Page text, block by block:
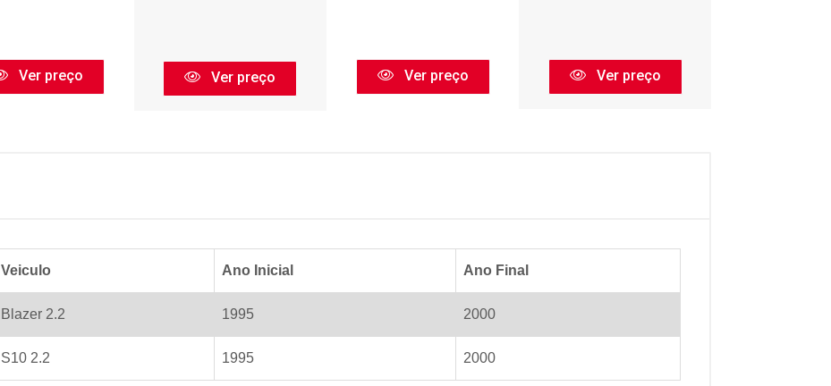
Ver preço Ver preço Ver preço Ver preço
Veiculo Ano Inicial Ano Final
Blazer 2.2 1995 2000
S10 2.2 1995 2000